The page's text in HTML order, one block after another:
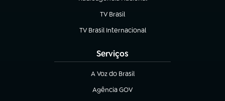
TV Brasil
(abre em nova aba)
TV Brasil Internacional
(abre em nova aba)
Serviços
A Voz do Brasil
(abre em nova aba)
Agência GOV
(abre em nova aba)